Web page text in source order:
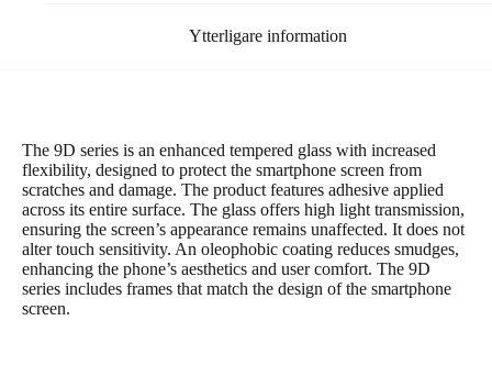
Ytterligare information
The 9D series is an enhanced tempered glass with increased
flexibility, designed to protect the smartphone screen from
scratches and damage. The product features adhesive applied
across its entire surface. The glass offers high light transmission,
ensuring the screen’s appearance remains unaffected. It does not
alter touch sensitivity. An oleophobic coating reduces smudges,
enhancing the phone’s aesthetics and user comfort. The 9D
series includes frames that match the design of the smartphone
screen.